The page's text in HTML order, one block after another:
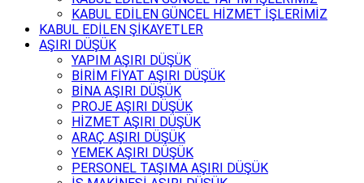
KABUL EDİLEN GÜNCEL HİZMET İŞLERİMİZ
KABUL EDİLEN ŞİKAYETLER
AŞIRI DÜŞÜK
YAPIM AŞIRI DÜŞÜK
BİRİM FİYAT AŞIRI DÜŞÜK
BİNA AŞIRI DÜŞÜK
PROJE AŞIRI DÜŞÜK
HİZMET AŞIRI DÜŞÜK
ARAÇ AŞIRI DÜŞÜK
YEMEK AŞIRI DÜŞÜK
PERSONEL TAŞIMA AŞIRI DÜŞÜK